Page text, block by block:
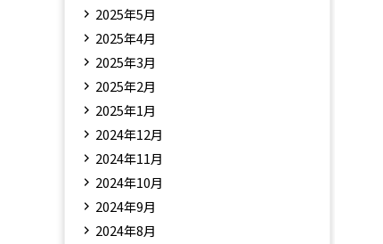
2025年5月
2025年4月
2025年3月
2025年2月
2025年1月
2024年12月
2024年11月
2024年10月
2024年9月
2024年8月